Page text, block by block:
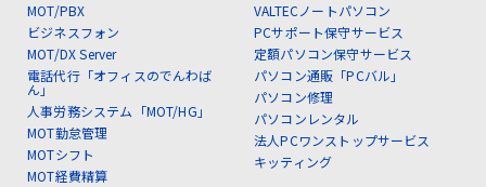
MOT/PBX
ビジネスフォン
MOT/DX Server
電話代行「オフィスのでんわば
ん」
人事労務システム「MOT/HG」
MOT勤怠管理
MOTシフト
MOT経費精算
VALTECノートパソコン
PCサポート保守サービス
定額パソコン保守サービス
パソコン通販「PCバル」
パソコン修理
パソコンレンタル
法人PCワンストップサービス
キッティング